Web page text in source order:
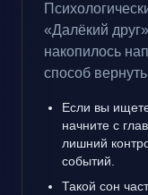
«Далёкий
накопилось
способ
Если вы
начните с
лишний
событий.
Такой сон